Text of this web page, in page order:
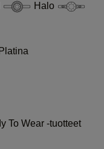
Halo
Platina
To Wear -tuotteet